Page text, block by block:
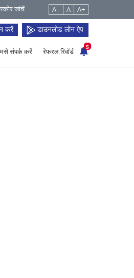
जांचें A - A A+
करें डाउनलोड लोन ऐप
संपर्क करें रेफरल रिवॉर्ड
5